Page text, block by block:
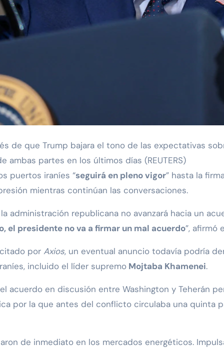
de que Trump bajara el tono de las expectativas
partes en los últimos días (REUTERS)
puertos iraníes “seguirá en pleno vigor” hasta la
mientras continúan las conversaciones.
administración republicana no avanzará hacia un
el presidente no va a firmar un mal acuerdo”, afirmó
por Axios, un eventual anuncio todavía podría
incluido el líder supremo Mojtaba Khamenei.
acuerdo en discusión entre Washington y Teherán
por la que antes del conflicto circulaba una quinta
de inmediato en los mercados energéticos.